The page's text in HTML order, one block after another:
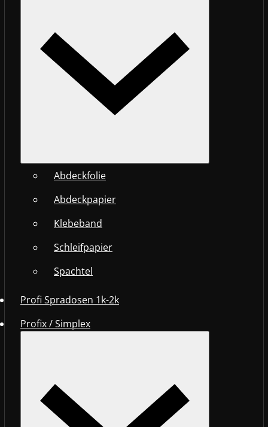
Abdeckfolie
Abdeckpapier
Klebeband
Schleifpapier
Spachtel
Profi Spradosen 1k-2k
Profix / Simplex